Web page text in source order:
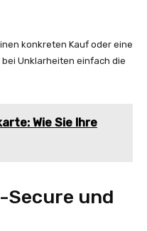
konkreten Kauf oder eine
Unklarheiten einfach die
Wie Sie Ihre
und